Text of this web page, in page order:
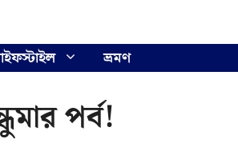
ভ্রমণ
পর্ব!